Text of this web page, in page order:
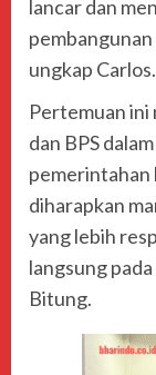
lancar dan
ungkap Carlos.
Pertemuan ini
dan BPS
pemerintahan
diharapkan
yang lebih
langsung
Bitung.